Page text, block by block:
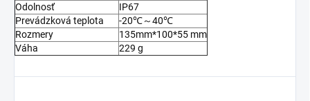
Odolnosť
IP67
Prevádzková teplota
-20℃～40℃
Rozmery
135mm*100*55 mm
Váha
229 g